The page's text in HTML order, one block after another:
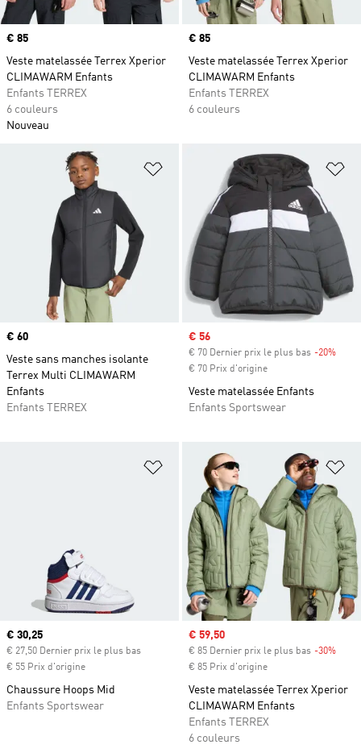
Prix
€ 85
Veste matelassée Terrex Xperior
CLIMAWARM Enfants
Enfants TERREX
6 couleurs
Nouveau
Prix
€ 85
Veste matelassée Terrex Xperior
CLIMAWARM Enfants
Enfants TERREX
6 couleurs
Ajouter à la Liste de produits
Prix
€ 60
Veste sans manches isolante
Terrex Multi CLIMAWARM
Enfants
Enfants TERREX
Prix soldé
€ 56
€ 70 Dernier prix le plus bas -20%
€ 70 Prix d'origine
Veste matelassée Enfants
Enfants Sportswear
Ajouter à la Liste de produits
Prix actuel
€ 30,25
€ 27,50 Dernier prix le plus bas
€ 55 Prix d'origine
Chaussure Hoops Mid
Enfants Sportswear
Prix soldé
€ 59,50
€ 85 Dernier prix le plus bas -30%
€ 85 Prix d'origine
Veste matelassée Terrex Xperior
CLIMAWARM Enfants
Enfants TERREX
6 couleurs